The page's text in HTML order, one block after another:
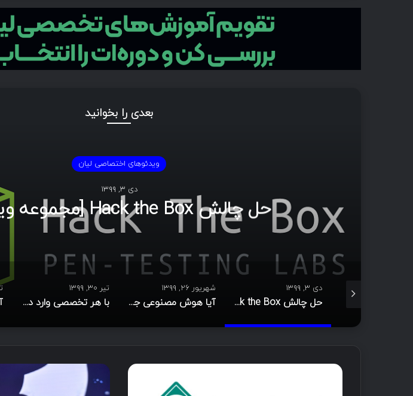
بعدی را بخوانید
ویدئوهای اختصاصی لیان
دی ۳, ۱۳۹۹
حل چالش Hack the Box [مجموعه ویدئو]
دی ۳, ۱۳۹۹
حل چالش Hack the Box [مجموعه ویدئو]
شهریور ۲۶, ۱۳۹۹
آیا هوش مصنوعی جایگزین انسان خواهد شد؟
تیر ۳۰, ۱۳۹۹
با هر تخصصی وارد دنیای امنیت سایبری شوید!